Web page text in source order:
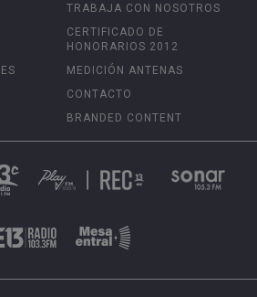
TRABAJA CON NOSOTROS
CERTIFICADO DE
HONORARIOS 2012
MEDICIÓN ANTENAS
CONTACTO
BRANDED CONTENT